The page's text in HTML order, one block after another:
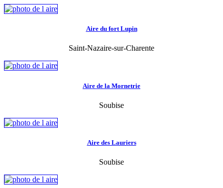
Aire du fort Lupin
Saint-Nazaire-sur-Charente
Aire de la Mornetrie
Soubise
Aire des Lauriers
Soubise